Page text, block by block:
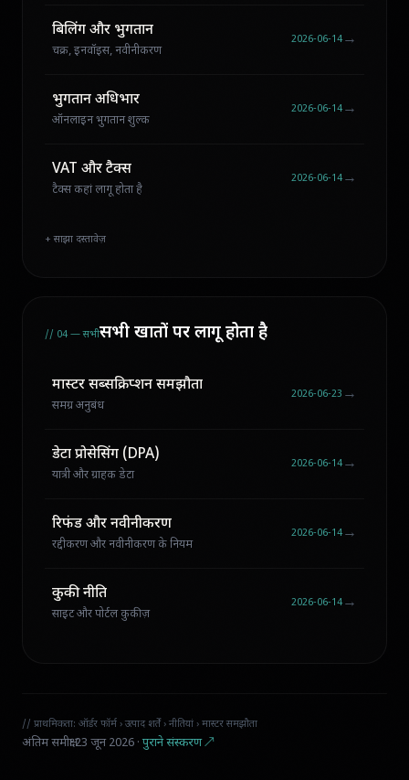
बिलिंग और भुगतान
चक्र, इनवॉइस, नवीनीकरण
2026-06-14 →
भुगतान अधिभार
ऑनलाइन भुगतान शुल्क
2026-06-14 →
VAT और टैक्स
टैक्स कहां लागू होता है
2026-06-14 →
+ साझा दस्तावेज़
// 04 — सभीसभी खातों पर लागू होता है
मास्टर सब्सक्रिप्शन समझौता
समग्र अनुबंध
2026-06-23 →
डेटा प्रोसेसिंग (DPA)
यात्री और ग्राहक डेटा
2026-06-14 →
रिफंड और नवीनीकरण
रद्दीकरण और नवीनीकरण के नियम
2026-06-14 →
कुकी नीति
साइट और पोर्टल कुकीज़
2026-06-14 →
// प्राथमिकता: ऑर्डर फॉर्म › उत्पाद शर्तें › नीतियां › मास्टर समझौता
अंतिम समीक्षा 23 जून 2026 · पुराने संस्करण ↗